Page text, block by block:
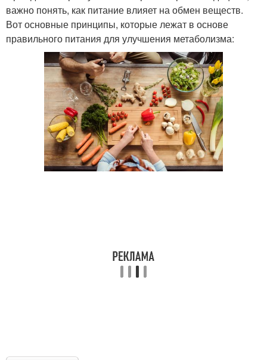
важно понять, как питание влияет на обмен веществ.
Вот основные принципы, которые лежат в основе
правильного питания для улучшения метаболизма: